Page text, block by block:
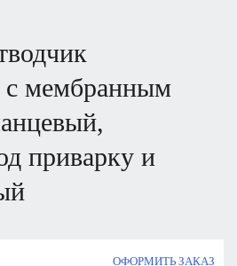
с мембранным
приварку и
ОФОРМИТЬ ЗАКАЗ